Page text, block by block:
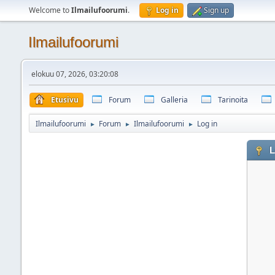
Welcome toIlmailufoorumi. Log in Sign up
Ilmailufoorumi
elokuu 07, 2026, 03:20:08
Etusivu Forum Galleria Tarinoita
Ilmailufoorumi ► Forum ► Ilmailufoorumi ► Log in